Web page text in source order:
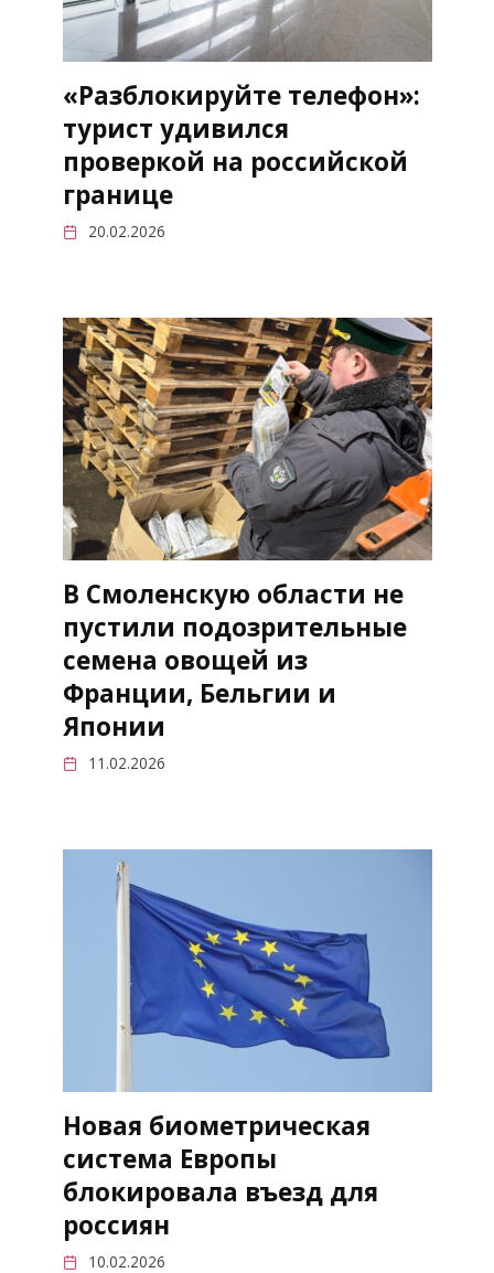
«Разблокируйте телефон»:
турист удивился
проверкой на российской
границе
20.02.2026
В Смоленскую области не
пустили подозрительные
семена овощей из
Франции, Бельгии и
Японии
11.02.2026
Новая биометрическая
система Европы
блокировала въезд для
россиян
10.02.2026